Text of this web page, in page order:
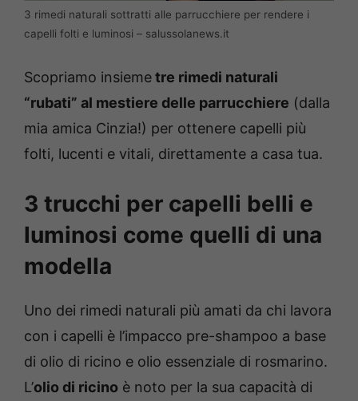
3 rimedi naturali sottratti alle parrucchiere per rendere i
capelli folti e luminosi – salussolanews.it
Scopriamo insiemetre rimedi naturali
“rubati” al mestiere delle parrucchiere (dalla
mia amica Cinzia!) per ottenere capelli più
folti, lucenti e vitali, direttamente a casa tua.
3 trucchi per capelli belli e
luminosi come quelli di una
modella
Uno dei rimedi naturali più amati da chi lavora
con i capelli è l’impacco pre-shampoo a base
di olio di ricino e olio essenziale di rosmarino.
L’olio di ricino è noto per la sua capacità di